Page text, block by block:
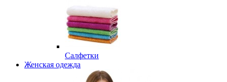
Салфетки
Женская одежда